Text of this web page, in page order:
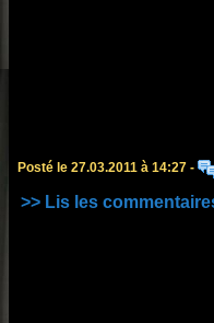
Posté le 27.03.2011 à 14:27 -
>> Lis les